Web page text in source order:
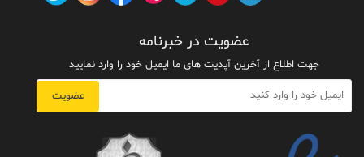
عضویت در خبرنامه
جهت اطلاع از آخرین آپدیت های ما ایمیل خود را وارد نمایید
عضویت